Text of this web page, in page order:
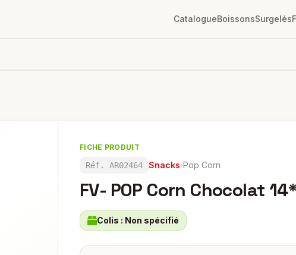
CatalogueBoissonsSurgelés
FICHE PRODUIT
Réf. AR02464 Snacks›Pop Corn
FV- POP Corn Chocolat
Colis : Non spécifié